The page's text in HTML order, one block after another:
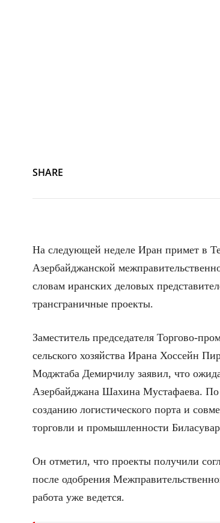
SHARE
На следующей неделе Иран примет в
Азербайджанской
словам иранских деловых
трансграничные проекты.
Заместитель председателя Торгово-
сельского хозяйства Ирана Хоссейн
Моджтаба Демирчилу заявил, что
Азербайджана Шахина Мустафаева. По
созданию логистического порта и
торговли и промышленности
Он отметил, что проекты получили
после одобрения
работа уже ведется.